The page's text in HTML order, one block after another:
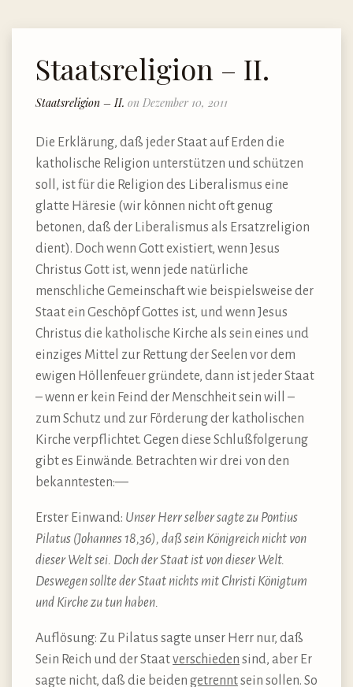
Staatsreligion – II.
Staatsreligion – II. on Dezember 10, 2011
Die Erklärung, daß jeder Staat auf Erden die
katholische Religion unterstützen und schützen
soll, ist für die Religion des Liberalismus eine
glatte Häresie (wir können nicht oft genug
betonen, daß der Liberalismus als Ersatzreligion
dient). Doch wenn Gott existiert, wenn Jesus
Christus Gott ist, wenn jede natürliche
menschliche Gemeinschaft wie beispielsweise der
Staat ein Geschöpf Gottes ist, und wenn Jesus
Christus die katholische Kirche als sein eines und
einziges Mittel zur Rettung der Seelen vor dem
ewigen Höllenfeuer gründete, dann ist jeder Staat
– wenn er kein Feind der Menschheit sein will –
zum Schutz und zur Förderung der katholischen
Kirche verpflichtet. Gegen diese Schlußfolgerung
gibt es Einwände. Betrachten wir drei von den
bekanntesten:—
Erster Einwand: Unser Herr selber sagte zu Pontius
Pilatus (Johannes 18,36), daß sein Königreich nicht von
dieser Welt sei. Doch der Staat ist von dieser Welt.
Deswegen sollte der Staat nichts mit Christi Königtum
und Kirche zu tun haben.
Auflösung: Zu Pilatus sagte unser Herr nur, daß
Sein Reich und der Staatverschieden sind, aber Er
sagte nicht, daß die beiden getrenntsein sollen. So